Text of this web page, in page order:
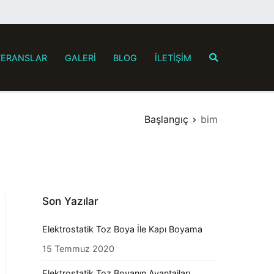
GALERİ BLOG İLETİŞİM
Başlangıç bim
Son Yazılar
Elektrostatik Toz Boya İle Kapı Boyama
15 Temmuz 2020